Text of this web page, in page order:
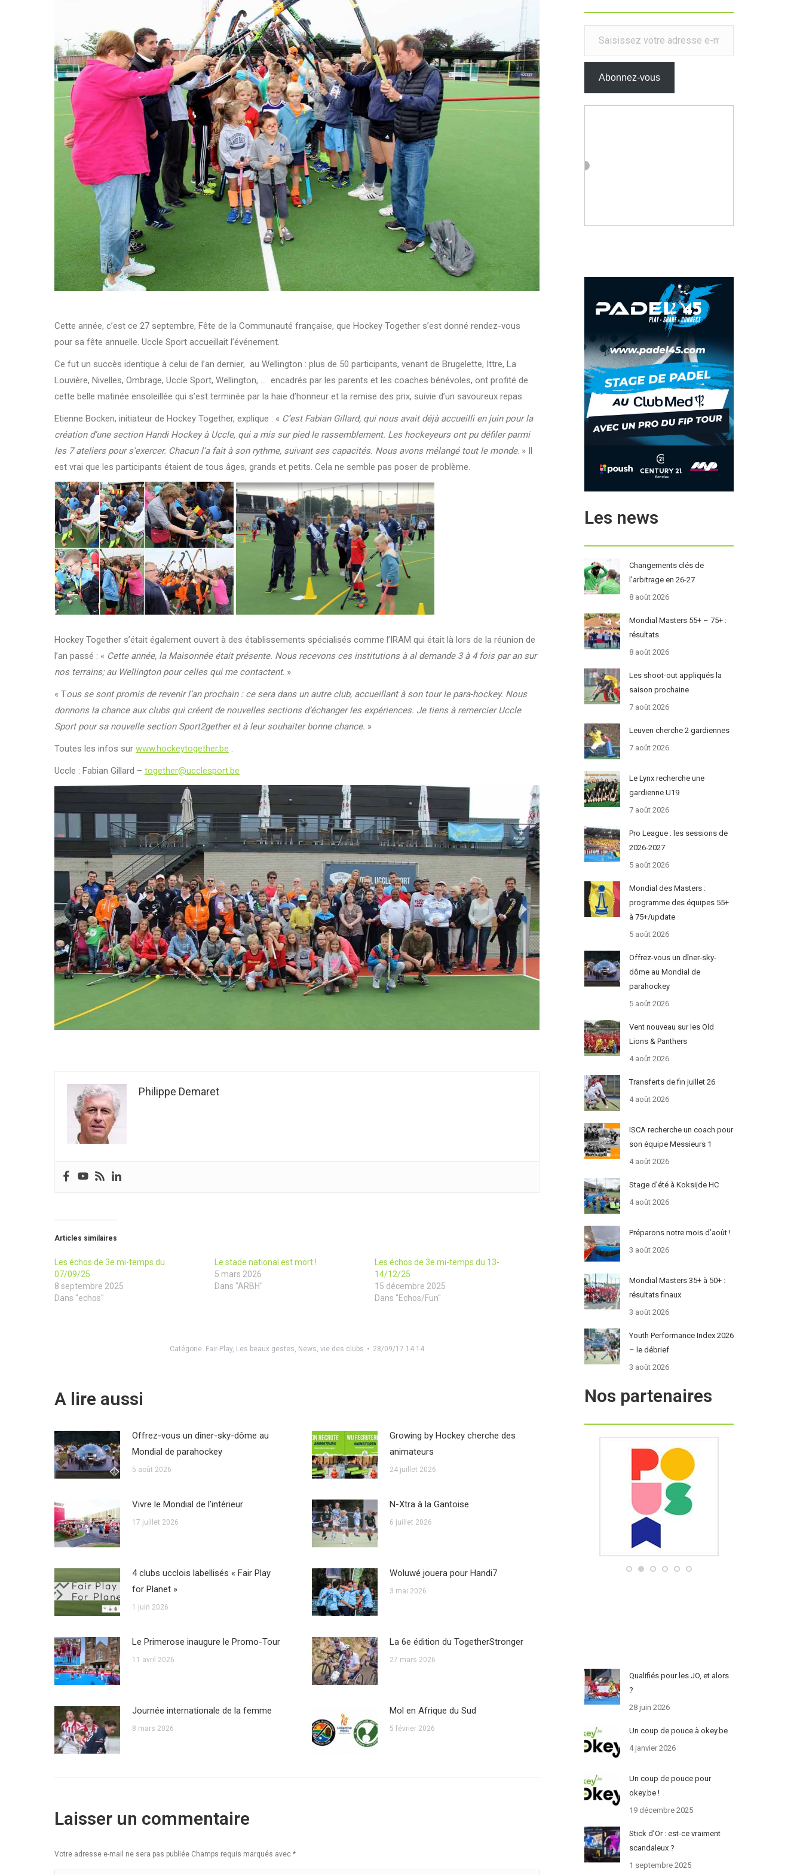
Cette année, c’est ce 27 septembre, Fête de la Communauté française, que Hockey Together s’est donné rendez-vous
pour sa fête annuelle. Uccle Sport accueillait l’événement.
Ce fut un succès identique à celui de l’an dernier, au Wellington : plus de 50 participants, venant de Brugelette, Ittre, La
Louvière, Nivelles, Ombrage, Uccle Sport, Wellington, … encadrés par les parents et les coaches bénévoles, ont profité de
cette belle matinée ensoleillée qui s’est terminée par la haie d’honneur et la remise des prix, suivie d’un savoureux repas.
Etienne Bocken, initiateur de Hockey Together, explique : « C’est Fabian Gillard, qui nous avait déjà accueilli en juin pour la
création d’une section Handi Hockey à Uccle, qui a mis sur pied le rassemblement. Les hockeyeurs ont pu défiler parmi
les 7 ateliers pour s’exercer. Chacun l’a fait à son rythme, suivant ses capacités. Nous avons mélangé tout le monde. » Il
est vrai que les participants étaient de tous âges, grands et petits. Cela ne semble pas poser de problème.
Hockey Together s’était également ouvert à des établissements spécialisés comme l’IRAM qui était là lors de la réunion de
l’an passé : « Cette année, la Maisonnée était présente. Nous recevons ces institutions à al demande 3 à 4 fois par an sur
nos terrains; au Wellington pour celles qui me contactent. »
« Tous se sont promis de revenir l’an prochain : ce sera dans un autre club, accueillant à son tour le para-hockey. Nous
donnons la chance aux clubs qui créent de nouvelles sections d’échanger les expériences. Je tiens à remercier Uccle
Sport pour sa nouvelle section Sport2gether et à leur souhaiter bonne chance. »
Toutes les infos sur www.hockeytogether.be .
Uccle : Fabian Gillard – together@ucclesport.be
Philippe Demaret
Articles similaires
Les échos de 3e mi-temps du
07/09/25
8 septembre 2025
Dans "echos"
Le stade national est mort !
5 mars 2026
Dans "ARBH"
Les échos de 3e mi-temps du 13-
14/12/25
15 décembre 2025
Dans "Echos/Fun"
Catégorie Fair-Play, Les beaux gestes, News, vie des clubs 28/09/17 14:14
A lire aussi
Offrez-vous un dîner-sky-dôme au
Mondial de parahockey
5 août 2026
Growing by Hockey cherche des
animateurs
24 juillet 2026
Vivre le Mondial de l’intérieur
17 juillet 2026
N-Xtra à la Gantoise
6 juillet 2026
4 clubs ucclois labellisés « Fair Play
for Planet »
1 juin 2026
Woluwé jouera pour Handi7
3 mai 2026
Le Primerose inaugure le Promo-Tour
11 avril 2026
La 6e édition du TogetherStronger
27 mars 2026
Journée internationale de la femme
8 mars 2026
Mol en Afrique du Sud
5 février 2026
Laisser un commentaire
Votre adresse e-mail ne sera pas publiée Champs requis marqués avec *
Saisissez votre adresse e-mail…
Abonnez-vous
Les news
Changements clés de
l’arbitrage en 26-27
8 août 2026
Mondial Masters 55+ – 75+ :
résultats
8 août 2026
Les shoot-out appliqués la
saison prochaine
7 août 2026
Leuven cherche 2 gardiennes
7 août 2026
Le Lynx recherche une
gardienne U19
7 août 2026
Pro League : les sessions de
2026-2027
5 août 2026
Mondial des Masters :
programme des équipes 55+
à 75+/update
5 août 2026
Offrez-vous un dîner-sky-
dôme au Mondial de
parahockey
5 août 2026
Vent nouveau sur les Old
Lions & Panthers
4 août 2026
Transferts de fin juillet 26
4 août 2026
ISCA recherche un coach pour
son équipe Messieurs 1
4 août 2026
Stage d’été à Koksijde HC
4 août 2026
Préparons notre mois d’août !
3 août 2026
Mondial Masters 35+ à 50+ :
résultats finaux
3 août 2026
Youth Performance Index 2026
– le débrief
3 août 2026
Nos partenaires
Qualifiés pour les JO, et alors
?
28 juin 2026
Un coup de pouce à okey.be
4 janvier 2026
Un coup de pouce pour
okey.be !
19 décembre 2025
Stick d’Or : est-ce vraiment
scandaleux ?
1 septembre 2025